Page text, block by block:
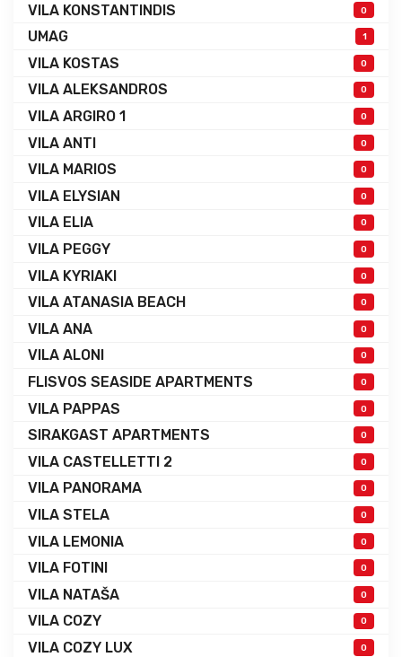
VILA KONSTANTINDIS 0
UMAG 1
VILA KOSTAS 0
VILA ALEKSANDROS 0
VILA ARGIRO 1 0
VILA ANTI 0
VILA MARIOS 0
VILA ELYSIAN 0
VILA ELIA 0
VILA PEGGY 0
VILA KYRIAKI 0
VILA ATANASIA BEACH 0
VILA ANA 0
VILA ALONI 0
FLISVOS SEASIDE APARTMENTS 0
VILA PAPPAS 0
SIRAKGAST APARTMENTS 0
VILA CASTELLETTI 2 0
VILA PANORAMA 0
VILA STELA 0
VILA LEMONIA 0
VILA FOTINI 0
VILA NATAŠA 0
VILA COZY 0
VILA COZY LUX 0